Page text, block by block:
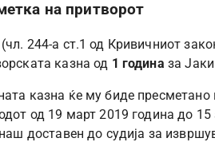
на притворот
244-а ст.1 од Кривичниот
казна од 1 година за
казна ќе му биде пресметано
од 19 март 2019 година до 15
доставен до судија за